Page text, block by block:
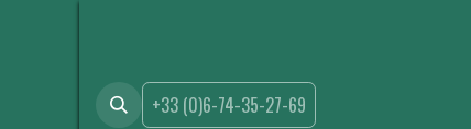
+33 (0)6-74-35-27-69